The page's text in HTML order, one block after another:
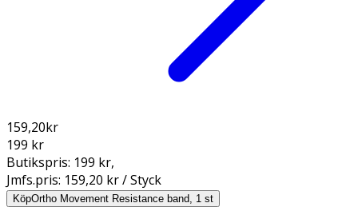
159,20kr
199 kr
Butikspris: 199 kr,
Jmfs.pris: 159,20 kr / Styck
KöpOrtho Movement Resistance band, 1 st